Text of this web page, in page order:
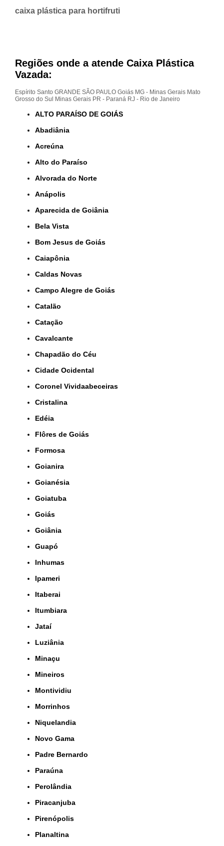
caixa plástica para hortifruti
Regiões onde a atende Caixa Plástica
Vazada:
Espírito Santo GRANDE SÃO PAULO Goiás MG - Minas Gerais Mato
Grosso do Sul
Minas Gerais PR - Paraná RJ - Rio de Janeiro
ALTO PARAÍSO DE GOIÁS
Abadiânia
Acreúna
Alto do Paraíso
Alvorada do Norte
Anápolis
Aparecida de Goiânia
Bela Vista
Bom Jesus de Goiás
Caiapônia
Caldas Novas
Campo Alegre de Goiás
Catalão
Catação
Cavalcante
Chapadão do Céu
Cidade Ocidental
Coronel Vividaabeceiras
Cristalina
Edéia
Flôres de Goiás
Formosa
Goianira
Goianésia
Goiatuba
Goiás
Goiânia
Guapó
Inhumas
Ipameri
Itaberai
Itumbiara
Jataí
Luziânia
Minaçu
Mineiros
Montividiu
Morrinhos
Niquelandia
Novo Gama
Padre Bernardo
Paraúna
Perolândia
Piracanjuba
Pirenópolis
Planaltina